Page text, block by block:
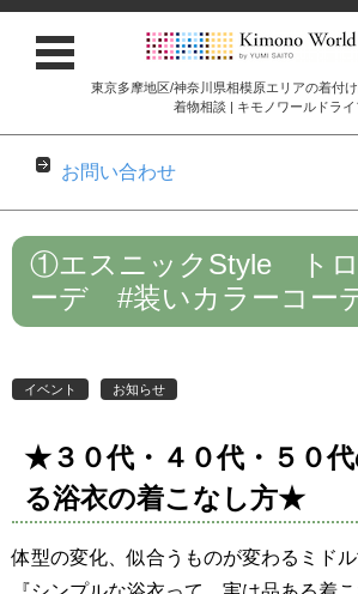
東京多摩地区/神奈川県相模原エリアの着付
着物相談 | キモノワールドライ
お問い合わせ
コンテンツに移動
①エスニックStyle トロ
ーデ #装いカラーコー
イベント お知らせ
★３０代・４０代・５０
る浴衣の着こなし方★
体型の変化、似合うものが変わるミドル